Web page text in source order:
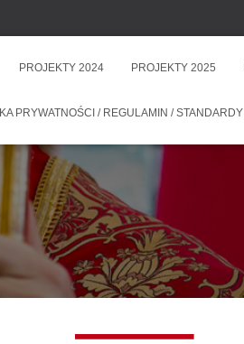
PROJEKTY 2024 PROJEKTY 2025
PRYWATNOŚCI / REGULAMIN / STANDARDY